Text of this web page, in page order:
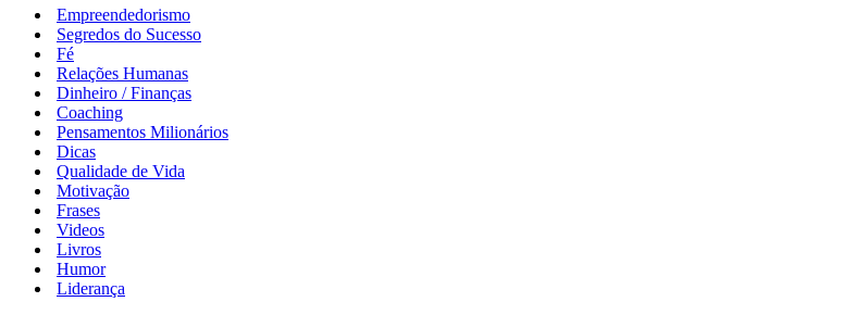
navegaçãoEmpreendedorismo
Segredos do Sucesso
Fé
Relações Humanas
Dinheiro / Finanças
Coaching
Pensamentos Milionários
Dicas
Qualidade de Vida
Motivação
Frases
Videos
Livros
Humor
Liderança